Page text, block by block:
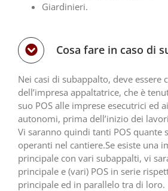
Giardinieri.
Cosa fare in caso di
Nei casi di subappalto, deve essere
dell’impresa appaltatrice, che è
suo POS alle imprese esecutrici ed
autonomi, prima dell’inizio dei
Vi saranno quindi tanti POS quante
operanti nel cantiere.Se esiste una
principale con vari subappalti, vi
principale e (vari) POS in serie
principale ed in parallelo tra di loro.